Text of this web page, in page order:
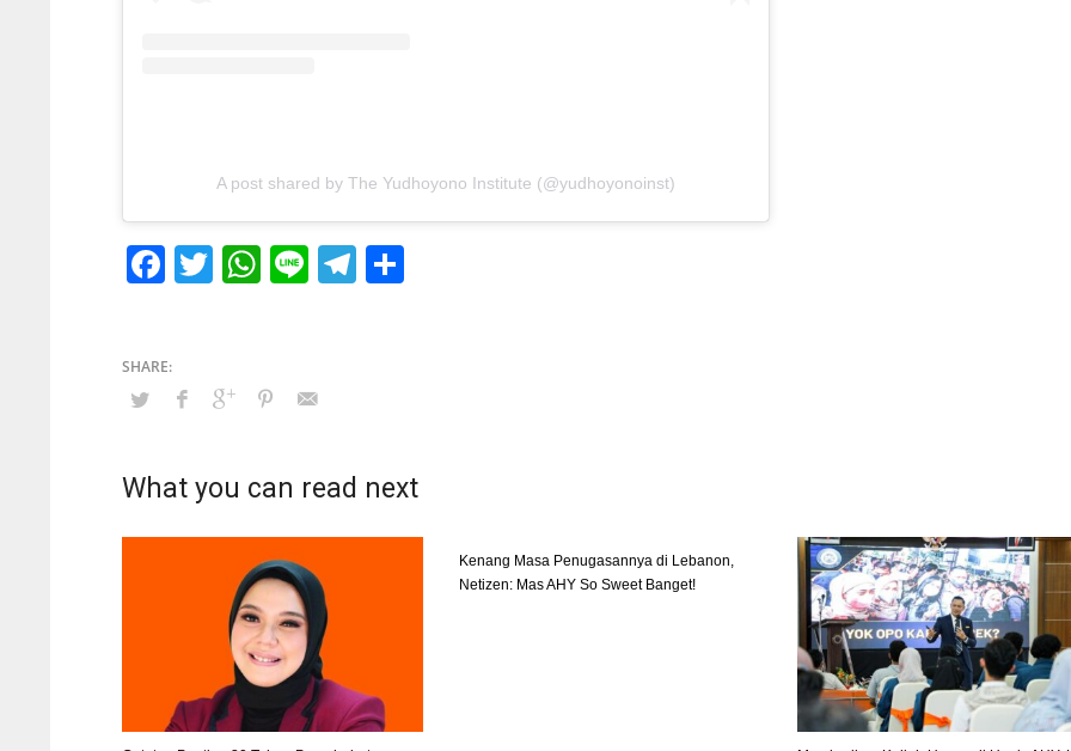
A post shared by The Yudhoyono Institute (@yudhoyonoinst)
Facebook
Twitter
WhatsApp
LineTelegram
What you can read next
Kenang Masa Penugasannya di Lebanon,
Netizen: Mas AHY So Sweet Banget!